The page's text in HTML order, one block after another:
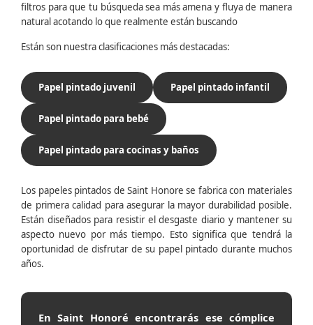
filtros para que tu búsqueda sea más amena y fluya de manera
natural acotando lo que realmente están buscando
Están son nuestra clasificaciones más destacadas:
Papel pintado juvenil Papel pintado infantil
Papel pintado para bebé
Papel pintado para cocinas y baños
Los papeles pintados de Saint Honore se fabrica con materiales
de primera calidad para asegurar la mayor durabilidad posible.
Están diseñados para resistir el desgaste diario y mantener su
aspecto nuevo por más tiempo. Esto significa que tendrá la
oportunidad de disfrutar de su papel pintado durante muchos
años.
En Saint Honoré encontrarás ese cómplice